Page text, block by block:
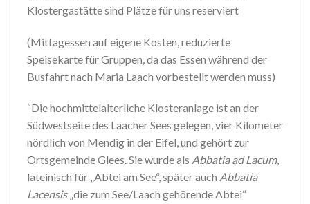
Klostergastätte sind Plätze für uns reserviert
(Mittagessen auf eigene Kosten, reduzierte
Speisekarte für Gruppen, da das Essen während der
Busfahrt nach Maria Laach vorbestellt werden muss)
“Die hochmittelalterliche Klosteranlage ist an der
Südwestseite des Laacher Sees gelegen, vier Kilometer
nördlich von Mendig in der Eifel, und gehört zur
Ortsgemeinde Glees. Sie wurde als Abbatia ad Lacum,
lateinisch für „Abtei am See“, später auch Abbatia
Lacensis„die zum See/Laach gehörende Abtei“